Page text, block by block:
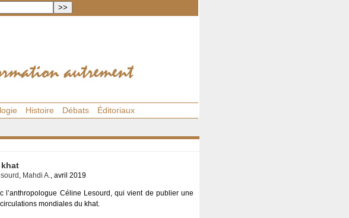
Histoire Débats Éditoriaux
khat
, Mahdi A., avril 2019
l’anthropologue Céline Lesourd, qui vient de publier une
mondiales du khat.